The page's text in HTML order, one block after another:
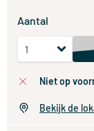
Aantal
niet op
Bekijk de